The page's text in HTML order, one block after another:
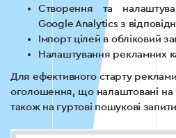
Створення та
Google Analytics з
Імпорт цілей в обліковий
Налаштування рекламних
Для ефективного старту
оголошення, що налаштовані на
також на гуртові пошукові